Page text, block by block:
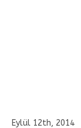
Eylül 12th, 2014